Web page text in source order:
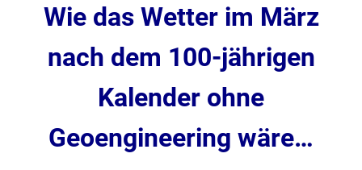
Wie das Wetter im März
nach dem 100-jährigen
Kalender ohne
Geoengineering wäre…